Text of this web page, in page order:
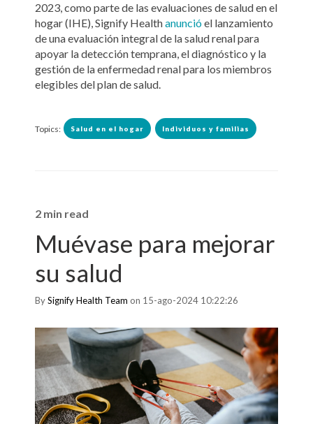
2023, como parte de las evaluaciones de salud en el
hogar (IHE), Signify Healthanuncióel lanzamiento
de una evaluación integral de la salud renal para
apoyar la detección temprana, el diagnóstico y la
gestión de la enfermedad renal para los miembros
elegibles del plan de salud.
Topics: Salud en el hogar Individuos y familias
2 min read
Muévase para mejorar
su salud
BySignify Health Team on 15-ago-2024 10:22:26